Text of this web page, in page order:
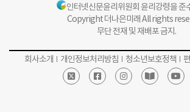
인터넷신문윤리위원회 윤리강령을 준
Copyright 더나은미래 All rights
무단 전재 및 재배포 금지.
회사소개 개인정보처리방침 청소년보호정책